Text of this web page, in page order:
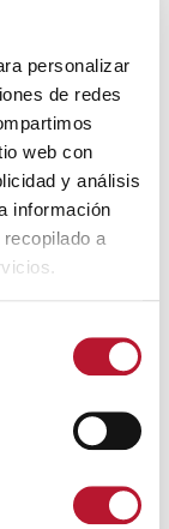
personalizar
de redes
web con
y análisis
información
a
6 Cuota
de
Reglamento
de
de
Potable